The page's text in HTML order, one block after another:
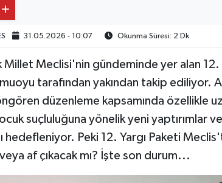
31.05.2026 - 10:07 Okunma Süresi: 2 Dk
Millet Meclisi'nin gündeminde yer alan 12.
tarafından yakından takip ediliyor.
düzenleme kapsamında özellikle
suçluluğuna yönelik yeni yaptırımlar
hedefleniyor. Peki 12. Yargı Paketi
af çıkacak mı? İşte son durum...